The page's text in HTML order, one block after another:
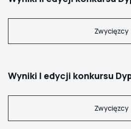
Zwycięzcy
Wyniki I edycji konkursu
Zwycięzcy